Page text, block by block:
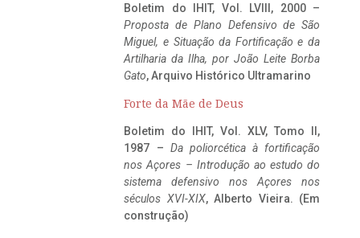
Boletim do IHIT, Vol. LVIII, 2000 –
Proposta de Plano Defensivo de São
Miguel, e Situação da Fortificação e da
Artilharia da Ilha, por João Leite Borba
Gato, Arquivo Histórico Ultramarino
Forte da Mãe de Deus
Boletim do IHIT, Vol. XLV, Tomo II,
1987 – Da poliorcética à fortificação
nos Açores – Introdução ao estudo do
sistema defensivo nos Açores nos
séculos XVI-XIX, Alberto Vieira. (Em
construção)